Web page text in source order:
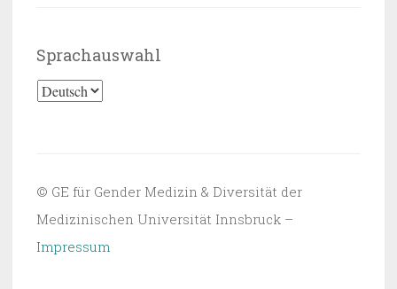
Sprachauswahl
Sprachauswahl
© GE für Gender Medizin & Diversität der
Medizinischen Universität Innsbruck –
Impressum